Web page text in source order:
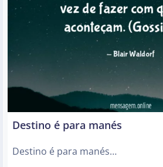
Destino é para manés
Destino é para manés…